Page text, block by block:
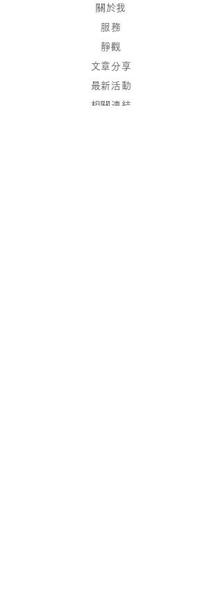
關於我
服務
靜觀
文章分享
最新活動
相關連結